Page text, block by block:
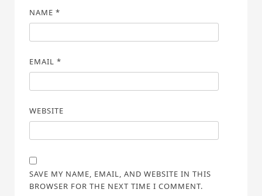
NAME *
EMAIL *
WEBSITE
SAVE MY NAME, EMAIL, AND WEBSITE IN THIS
BROWSER FOR THE NEXT TIME I COMMENT.